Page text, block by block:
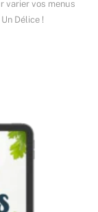
varier vos menus
Délice !